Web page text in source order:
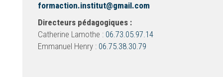
formaction.institut@gmail.com
Directeurs pédagogiques :
Catherine Lamothe : 06.73.05.97.14
Emmanuel Henry : 06.75.38.30.79